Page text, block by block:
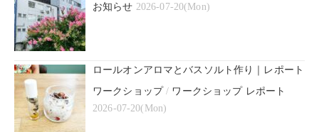
お知らせ 2026-07-20(Mon)
ロールオンアロマとバスソルト作り｜レポート
ワークショップ/ ワークショップ レポート
2026-07-20(Mon)